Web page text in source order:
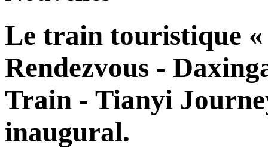
Le train touristique
Rendezvous -
Train - Tianyi
inaugural.